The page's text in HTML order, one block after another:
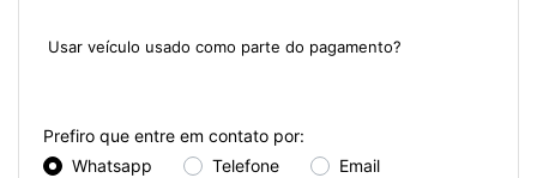
Usar veículo usado como parte do pagamento?
Prefiro que entre em contato por:
Whatsapp
Telefone Email